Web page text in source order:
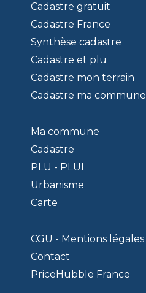
Cadastre gratuit
Cadastre France
Synthèse cadastre
Cadastre et plu
Cadastre mon terrain
Cadastre ma commune
Ma commune
Cadastre
PLU - PLUI
Urbanisme
Carte
CGU - Mentions légales
Contact
PriceHubble France